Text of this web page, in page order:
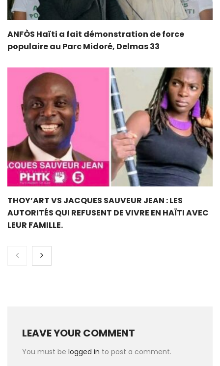
ANFÒS Haïti a fait démonstration de force
populaire au Parc Midoré, Delmas 33
THOY’ART VS JACQUES SAUVEUR JEAN : LES
AUTORITÉS QUI REFUSENT DE VIVRE EN HAÏTI AVEC
LEUR FAMILLE.
LEAVE YOUR COMMENT
You must be logged in to post a comment.